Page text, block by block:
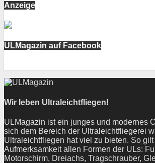
Anzeige
ULMagazin auf Facebook
Wir leben Ultraleichtfliegen!
ULMagazin ist ein junges und modernes
sich dem Bereich der Ultraleichtfliegerei
Ultraleichtfliegen hat viel zu bieten. So
Aufmerksamkeit allen Formen der ULs:
Motorschirm, Dreiachs, Tragschrauber,